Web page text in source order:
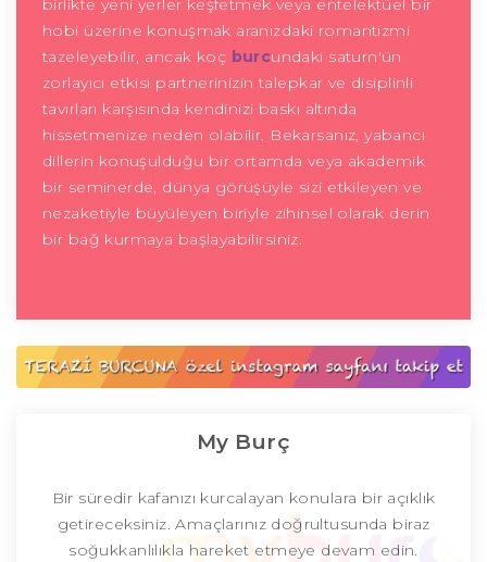
birlikte yeni yerler keşfetmek veya entelektüel bir
hobi üzerine konuşmak aranızdaki romantizmi
tazeleyebilir, ancak koç burcundaki saturn'ün
zorlayıcı etkisi partnerinizin talepkar ve disiplinli
tavırları karşısında kendinizi baskı altında
hissetmenize neden olabilir. Bekarsanız, yabancı
dillerin konuşulduğu bir ortamda veya akademik
bir seminerde, dünya görüşüyle sizi etkileyen ve
nezaketiyle büyüleyen biriyle zihinsel olarak derin
bir bağ kurmaya başlayabilirsiniz.
My Burç
Bir süredir kafanızı kurcalayan konulara bir açıklık
getireceksiniz. Amaçlarınız doğrultusunda biraz
soğukkanlılıkla hareket etmeye devam edin.